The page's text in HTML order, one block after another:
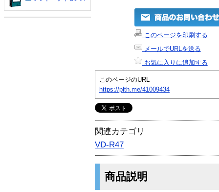
このページを印刷する
メールでURLを送る
お気に入りに追加する
このページのURL
https://plth.me/41009434
関連カテゴリ
VD-R47
商品説明